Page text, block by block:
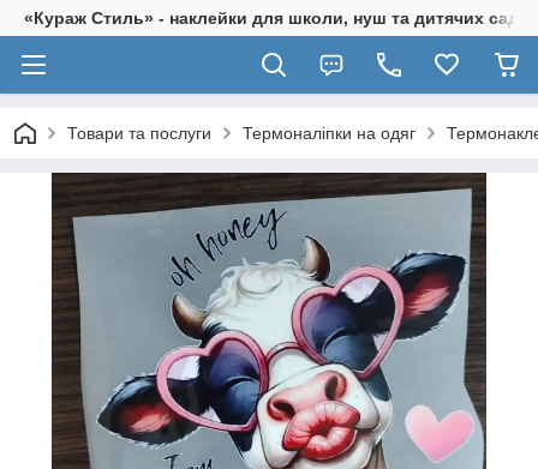
«Кураж Стиль» - наклейки для школи, нуш та дитячих
Товари та послуги Термоналіпки на одяг